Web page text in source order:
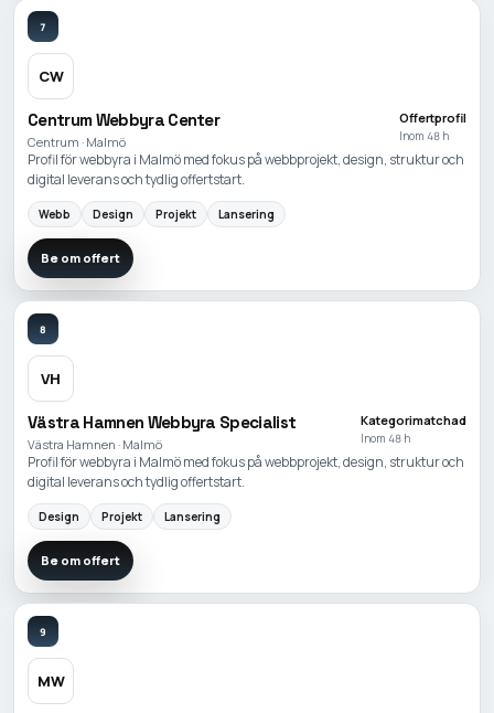
7
CW
Centrum Webbyra Center
Centrum · Malmö
Offertprofil
Inom 48 h
Profil för webbyra i Malmö med fokus på webbprojekt, design, struktur och
digital leverans och tydlig offertstart.
Webb Design Projekt Lansering
Be om offert
8
VH
Västra Hamnen Webbyra Specialist
Västra Hamnen · Malmö
Kategorimatchad
Inom 48 h
Profil för webbyra i Malmö med fokus på webbprojekt, design, struktur och
digital leverans och tydlig offertstart.
Design Projekt Lansering
Be om offert
9
MW